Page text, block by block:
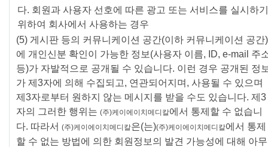
다. 회원과 사용자 선호에 따른 광고 또는 서비스를 실시하기
위하여 회사에서 사용하는 경우
(5) 게시판 등의 커뮤니케이션 공간(이하 커뮤니케이션 공간)
에 개인신분 확인이 가능한 정보(사용자 이름, ID, e-mail 주
등)가 자발적으로 공개될 수 있습니다. 이런 경우 공개된 정
가 제3자에 의해 수집되고, 연관되어지며, 사용될 수 있으며
제3자로부터 원하지 않는 메시지를 받을 수도 있습니다. 제3
자의 그러한 행위는 (주)케이에이치메디칼에서 통제할 수 없습니
다. 따라서 (주)케이에이치메디칼은(는)(주)케이에이치메디칼에서 통제
할 수 없는 방법에 의한 회원정보의 발견 가능성에 대해 아무